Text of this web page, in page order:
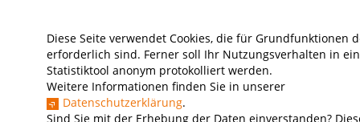
Diese Seite verwendet Cookies, die für Grundfunktionen
erforderlich sind. Ferner soll Ihr Nutzungsverhalten in
Statistiktool anonym protokolliert werden.
Weitere Informationen finden Sie in unserer
Datenschutzerklärung.
Sind Sie mit der Erhebung der Daten einverstanden?